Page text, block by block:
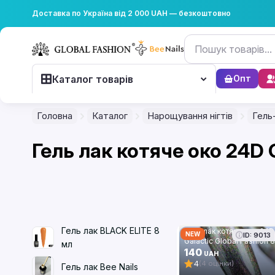
Доставка по Україна від 2 000 UAH — безкоштовно
Каталог товарів Опт
Головна Каталог Нарощування нігтів
Гель лак котяче око 24D
Гель лак BLACK ELITE 8
мл
Гель лак Bee Nails
NEW ID: 9013
Гель лак котяче око 24D
Galactic Global Fashion 8
мл, 11
140 UAH
4(4 оцінки)